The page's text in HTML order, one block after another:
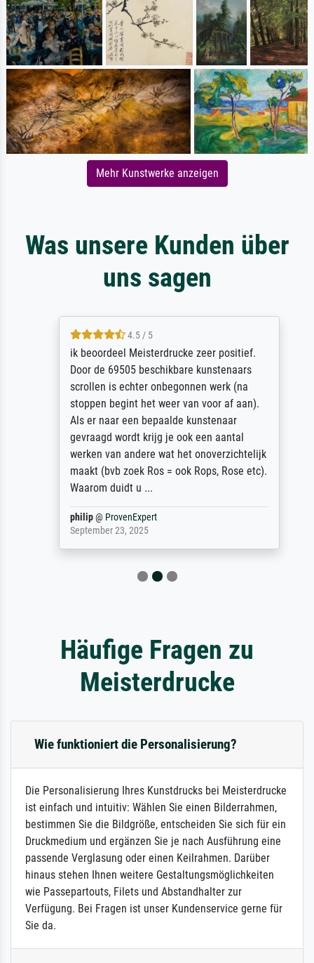
Mehr Kunstwerke anzeigen
Was unsere Kunden über
uns sagen
4.5 / 5
ik beoordeel Meisterdrucke zeer positief.
Door de 69505 beschikbare kunstenaars
scrollen is echter onbegonnen werk (na
stoppen begint het weer van voor af aan).
Als er naar een bepaalde kunstenaar
gevraagd wordt krijg je ook een aantal
werken van andere wat het onoverzichtelijk
maakt (bvb zoek Ros = ook Rops, Rose etc).
Waarom duidt u ...
philip@ProvenExpert
September 23, 2025
Häufige Fragen zu
Meisterdrucke
Wie funktioniert die Personalisierung?
Die Personalisierung Ihres Kunstdrucks bei Meisterdrucke
ist einfach und intuitiv: Wählen Sie einen Bilderrahmen,
bestimmen Sie die Bildgröße, entscheiden Sie sich für ein
Druckmedium und ergänzen Sie je nach Ausführung eine
passende Verglasung oder einen Keilrahmen. Darüber
hinaus stehen Ihnen weitere Gestaltungsmöglichkeiten
wie Passepartouts, Filets und Abstandhalter zur
Verfügung. Bei Fragen ist unser Kundenservice gerne für
Sie da.